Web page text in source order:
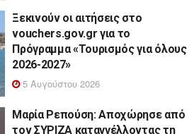
Ξεκινούν οι αιτήσεις στο
vouchers.gov.gr για το
Πρόγραμμα «Τουρισμός για όλους
2026-2027»
5 Αυγούστου 2026
Μαρία Ρεπούση: Αποχώρησε από
τον ΣΥΡΙΖΑ καταγγέλλοντας τη